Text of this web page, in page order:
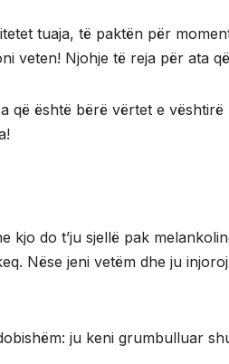
tuaja, të paktën për
veten! Njohje të reja për ata
që është bërë vërtet e
kjo do t’ju sjellë pak
Nëse jeni vetëm dhe ju
ju keni grumbulluar